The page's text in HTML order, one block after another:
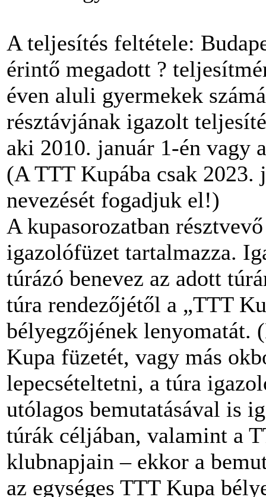
A teljesítés feltétele:
érintő megadott ?
éven aluli gyermekek
résztávjának igazolt
aki 2010. január 1-én vagy
(A TTT Kupába csak 2023.
nevezését fogadjuk el!)
A kupasorozatban
igazolófüzet tartalmazza.
túrázó benevez az adott
túra rendezőjétől a „TTT
bélyegzőjének lenyomatát.
Kupa füzetét, vagy más
lepecsételtetni, a túra
utólagos bemutatásával is
túrák céljában, valamint a
klubnapjain – ekkor a
az egységes TTT Kupa